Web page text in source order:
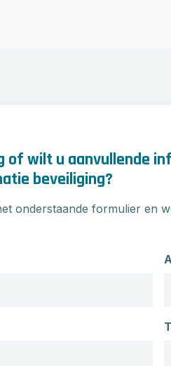
of wilt u aanvullende
beveiliging?
onderstaande formulier en